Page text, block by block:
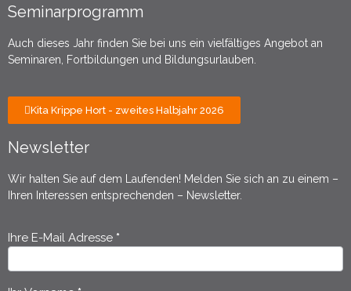
Seminarprogramm
Auch dieses Jahr finden Sie bei uns ein vielfältiges Angebot an
Seminaren, Fortbildungen und Bildungsurlauben.
Kita Krippe Hort - zweites Halbjahr 2026
Newsletter
Wir halten Sie auf dem Laufenden! Melden Sie sich an zu einem –
Ihren Interessen entsprechenden – Newsletter.
Newsletter
Anmeldung
Ihre E-Mail Adresse *